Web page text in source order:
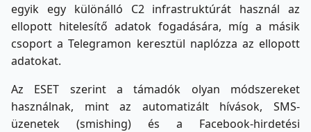
egyik egy különálló C2 infrastruktúrát használ az
ellopott hitelesítő adatok fogadására, míg a másik
csoport a Telegramon keresztül naplózza az ellopott
adatokat.
Az ESET szerint a támadók olyan módszereket
használnak, mint az automatizált hívások, SMS-
üzenetek (smishing) és a Facebook-hirdetési